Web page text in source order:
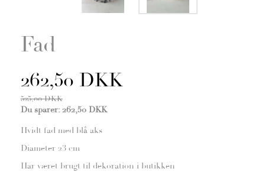
Fad
262,50 DKK
525,00 DKK
Du sparer: 262,50 DKK
Hvidt fad med blå aks
Diameter 23 cm
Har været brugt til dekoration i butikken